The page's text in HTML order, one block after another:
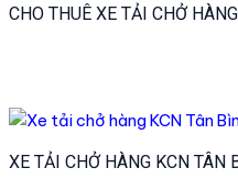
CHO THUÊ XE TẢI CHỞ
XE TẢI CHỞ HÀNG KCN TÂN